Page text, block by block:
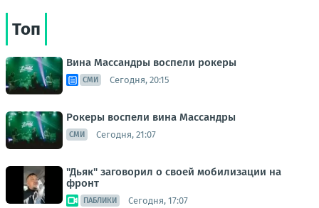
Топ
Вина Массандры воспели рокеры
СМИ Сегодня, 20:15
Рокеры воспели вина Массандры
СМИ Сегодня, 21:07
"Дьяк" заговорил о своей мобилизации на
фронт
ПАБЛИКИ Сегодня, 17:07